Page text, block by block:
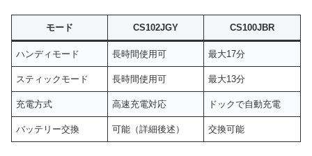
モード CS102JGY CS100JBR
ハンディモード 長時間使用可 最大17分
スティックモード 長時間使用可 最大13分
充電方式 高速充電対応 ドックで自動充電
バッテリー交換 可能（詳細後述） 交換可能